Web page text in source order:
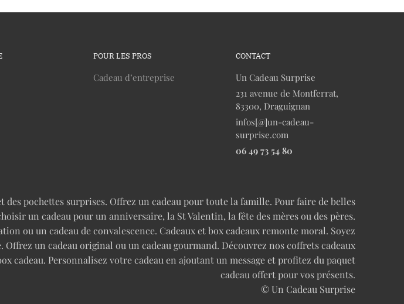
POUR LES PROS
Cadeau d’entreprise
CONTACT
Un Cadeau Surprise
231 avenue de Montferrat,
83300, Draguignan
infos[@]un-cadeau-
surprise.com
06 49 73 54 80
des pochettes surprises. Offrez un cadeau pour toute la famille. Pour faire de belles
un cadeau pour un anniversaire, la St Valentin, la fête des mères ou des pères.
ou un cadeau de convalescence. Cadeaux et box cadeaux remonte moral. Soyez
un cadeau original ou un cadeau gourmand. Découvrez nos coffrets cadeaux
cadeau. Personnalisez votre cadeau en ajoutant un message et profitez du paquet
cadeau offert pour vos présents.
© Un Cadeau Surprise